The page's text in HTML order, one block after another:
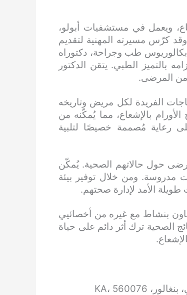
ويعمل في مستشفيات أبولو،
في المجال الطبي، وقد كرّس مسيرته المهنية لتقديم
طب وجراحة، دكتوراه
بالتميز الطبي. يتقن الدكتور
من المرضى.
الفريدة لكل مريض وتاريخه
بالإشعاع، مما يُمكّنه من
رعاية مُصممة خصيصًا لتلبية
حول حالاتهم الصحية. يُمكّن
مدروسة. ومن خلال توفير بيئة
الأمد لإدارة صحتهم.
بنشاط مع غيره من أخصائيي
الصحية ترك أثر دائم على حياة